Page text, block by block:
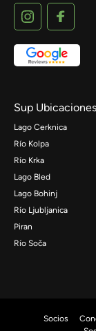
Sup Ubicaciones
Lago Cerknica
Río Kolpa
Río Krka
Lago Bled
Lago Bohinj
Río Ljubljanica
Piran
Río Soča
Socios